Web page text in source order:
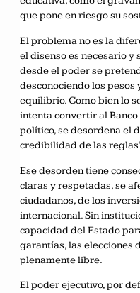
que pone en riesgo su
El problema no es la
el disenso es necesario y
desde el poder se
desconociendo los
equilibrio. Como bien lo
intenta convertir al
político, se desordena el
credibilidad de las
Ese desorden tiene
claras y respetadas, se
ciudadanos, de los
internacional. Sin
capacidad del Estado
garantías, las elecciones
plenamente libre.
El poder ejecutivo, por